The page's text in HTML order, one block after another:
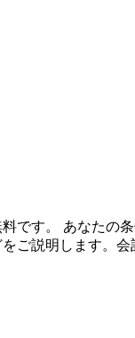
です。 あなたの
説明します。